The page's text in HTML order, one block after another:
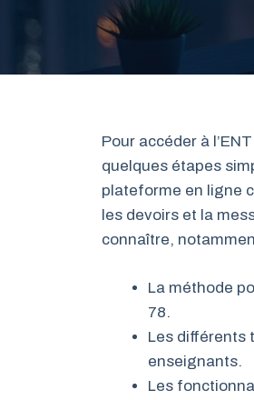
Pour accéder à
quelques étapes
plateforme en ligne
les devoirs et la
connaître,
La méthode
78.
Les différents
enseignants.
Les